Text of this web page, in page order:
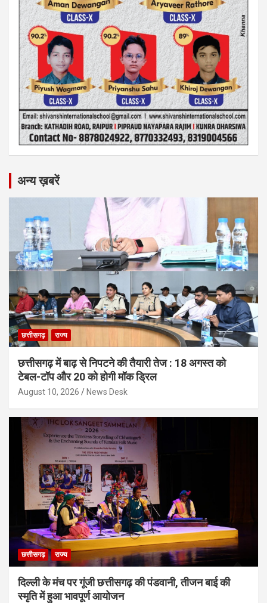
अन्य ख़बरें
छत्तीसगढ़ राज्य
छत्तीसगढ़ में बाढ़ से निपटने की तैयारी तेज : 18 अगस्त को
टेबल-टॉप और 20 को होगी मॉक ड्रिल
August 10, 2026 News Desk
छत्तीसगढ़ राज्य
दिल्ली के मंच पर गूंजी छत्तीसगढ़ की पंडवानी, तीजन बाई की
स्मृति में हुआ भावपूर्ण आयोजन